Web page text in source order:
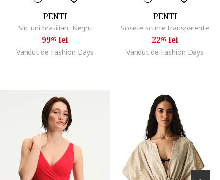
PENTI
Slip uni brazilian, Negru
9995 lei
Vandut de Fashion Days
PENTI
Sosete scurte transparente
2295 lei
Vandut de Fashion Days